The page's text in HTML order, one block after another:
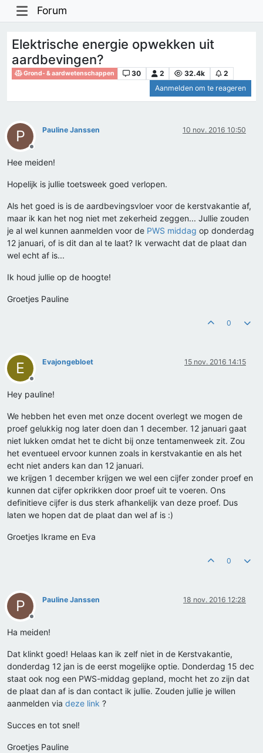
Forum
Elektrische energie opwekken uit
aardbevingen?
Grond- & aardwetenschappen 30 2 32.4k
2
Aanmelden om te reageren
P
Offline
Pauline Janssen 10 nov. 2016 10:50
Hee meiden!
Hopelijk is jullie toetsweek goed verlopen.
Als het goed is is de aardbevingsvloer voor de kerstvakantie af,
maar ik kan het nog niet met zekerheid zeggen... Jullie zouden
je al wel kunnen aanmelden voor de PWS middag op donderdag
12 januari, of is dit dan al te laat? Ik verwacht dat de plaat dan
wel echt af is...
Ik houd jullie op de hoogte!
Groetjes Pauline
0
E
Offline
Evajongebloet 15 nov. 2016 14:15
Hey pauline!
We hebben het even met onze docent overlegt we mogen de
proef gelukkig nog later doen dan 1 december. 12 januari gaat
niet lukken omdat het te dicht bij onze tentamenweek zit. Zou
het eventueel ervoor kunnen zoals in kerstvakantie en als het
echt niet anders kan dan 12 januari.
we krijgen 1 december krijgen we wel een cijfer zonder proef en
kunnen dat cijfer opkrikken door proef uit te voeren. Ons
definitieve cijfer is dus sterk afhankelijk van deze proef. Dus
laten we hopen dat de plaat dan wel af is :)
Groetjes Ikrame en Eva
0
P
Offline
Pauline Janssen 18 nov. 2016 12:28
Ha meiden!
Dat klinkt goed! Helaas kan ik zelf niet in de Kerstvakantie,
donderdag 12 jan is de eerst mogelijke optie. Donderdag 15 dec
staat ook nog een PWS-middag gepland, mocht het zo zijn dat
de plaat dan af is dan contact ik jullie. Zouden jullie je willen
aanmelden via deze link ?
Succes en tot snel!
Groetjes Pauline